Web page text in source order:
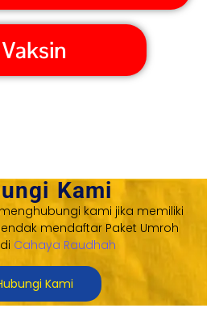
Vaksin
Kami
kami jika memiliki
mendaftar Paket Umroh
Cahaya Raudhah
Kami